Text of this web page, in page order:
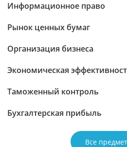
Информационное право
Рынок ценных бумаг
Организация бизнеса
Экономическая
Таможенный контроль
Бухгалтерская прибыль
Все